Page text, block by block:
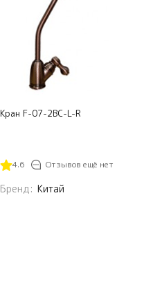
Кран F-07-2BC-L-R
4.6 Отзывов ещё нет
Бренд: Китай